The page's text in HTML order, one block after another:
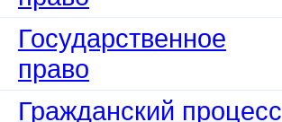
Государственное
право
Гражданский процесс